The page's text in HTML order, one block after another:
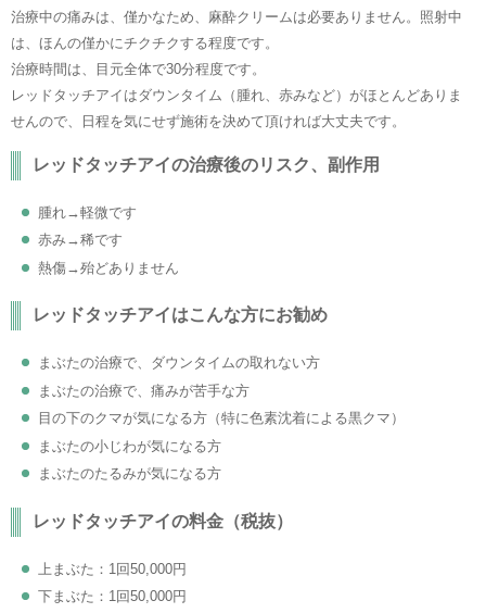
治療中の痛みは、僅かなため、麻酔クリームは必要ありません。照射中
は、ほんの僅かにチクチクする程度です。
治療時間は、目元全体で30分程度です。
レッドタッチアイはダウンタイム（腫れ、赤みなど）がほとんどありま
せんので、日程を気にせず施術を決めて頂ければ大丈夫です。
レッドタッチアイの治療後のリスク、副作用
腫れ→軽微です
赤み→稀です
熱傷→殆どありません
レッドタッチアイはこんな方にお勧め
まぶたの治療で、ダウンタイムの取れない方
まぶたの治療で、痛みが苦手な方
目の下のクマが気になる方（特に色素沈着による黒クマ）
まぶたの小じわが気になる方
まぶたのたるみが気になる方
レッドタッチアイの料金（税抜）
上まぶた：1回50,000円
下まぶた：1回50,000円